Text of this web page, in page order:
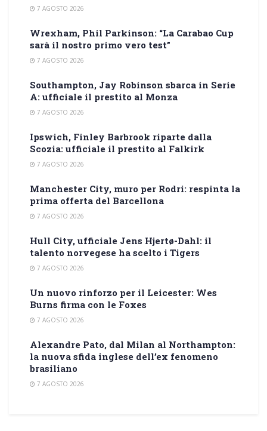
7 AGOSTO 2026
Wrexham, Phil Parkinson: “La Carabao Cup
sarà il nostro primo vero test”
7 AGOSTO 2026
Southampton, Jay Robinson sbarca in Serie
A: ufficiale il prestito al Monza
7 AGOSTO 2026
Ipswich, Finley Barbrook riparte dalla
Scozia: ufficiale il prestito al Falkirk
7 AGOSTO 2026
Manchester City, muro per Rodri: respinta la
prima offerta del Barcellona
7 AGOSTO 2026
Hull City, ufficiale Jens Hjertø-Dahl: il
talento norvegese ha scelto i Tigers
7 AGOSTO 2026
Un nuovo rinforzo per il Leicester: Wes
Burns firma con le Foxes
7 AGOSTO 2026
Alexandre Pato, dal Milan al Northampton:
la nuova sfida inglese dell’ex fenomeno
brasiliano
7 AGOSTO 2026